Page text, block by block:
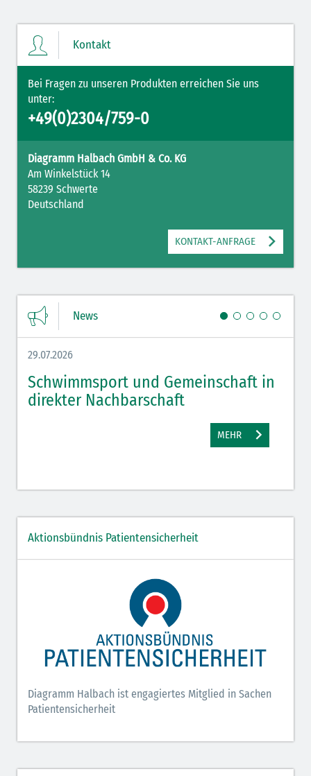
Kontakt
Bei Fragen zu unseren Produkten erreichen Sie uns
unter:
+49(0)2304/759-0
Diagramm Halbach GmbH & Co. KG
Am Winkelstück 14
58239 Schwerte
Deutschland
KONTAKT-ANFRAGE
News
29.07.2026
Schwimmsport und Gemeinschaft in
direkter Nachbarschaft
MEHR
Aktionsbündnis Patientensicherheit
Diagramm Halbach ist engagiertes Mitglied in Sachen
Patientensicherheit